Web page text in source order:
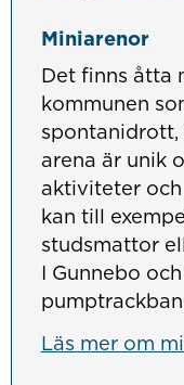
Miniarenor
Det finns åtta
kommunen
spontanidrott,
arena är unik
aktiviteter
kan till
studsmattor
I Gunnebo
Läs mer om